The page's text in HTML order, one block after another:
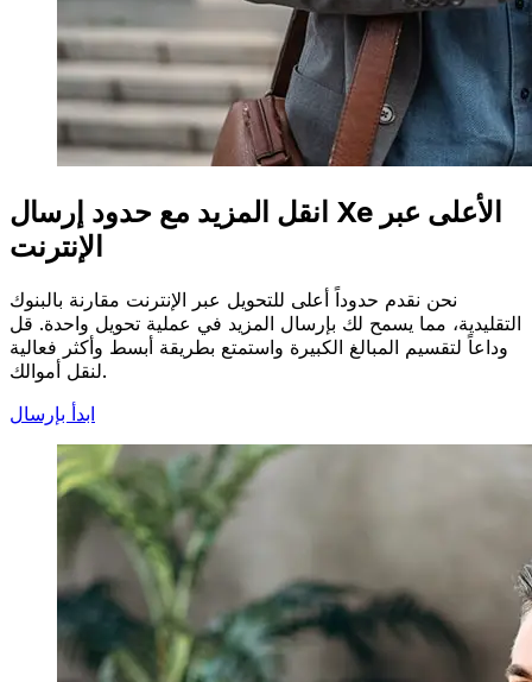
انقل المزيد مع حدود إرسال Xe الأعلى عبر
الإنترنت
نحن نقدم حدوداً أعلى للتحويل عبر الإنترنت مقارنة بالبنوك
التقليدية، مما يسمح لك بإرسال المزيد في عملية تحويل واحدة. قل
وداعاً لتقسيم المبالغ الكبيرة واستمتع بطريقة أبسط وأكثر فعالية
لنقل أموالك.
ابدأ بإرسال